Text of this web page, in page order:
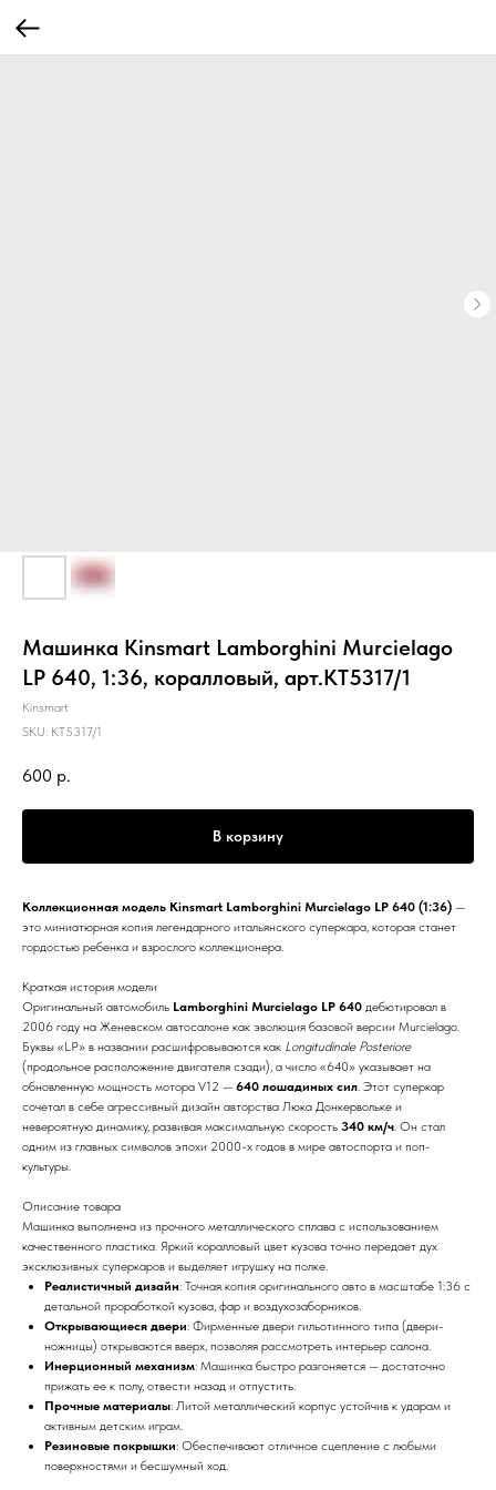
Машинка Kinsmart Lamborghini Murcielago
LP 640, 1:36, коралловый, арт.КТ5317/1
Kinsmart
SKU: КТ5317/1
600 р.
В корзину
Коллекционная модель Kinsmart Lamborghini Murcielago LP 640 (1:36) —
это миниатюрная копия легендарного итальянского суперкара, которая станет
гордостью ребенка и взрослого коллекционера.
Краткая история модели
Оригинальный автомобиль Lamborghini Murcielago LP 640 дебютировал в
2006 году на Женевском автосалоне как эволюция базовой версии Murcielago.
Буквы «LP» в названии расшифровываются как Longitudinale Posteriore
(продольное расположение двигателя сзади), а число «640» указывает на
обновленную мощность мотора V12 — 640 лошадиных сил. Этот суперкар
сочетал в себе агрессивный дизайн авторства Люка Донкервольке и
невероятную динамику, развивая максимальную скорость 340 км/ч. Он стал
одним из главных символов эпохи 2000-х годов в мире автоспорта и поп-
культуры.
Описание товара
Машинка выполнена из прочного металлического сплава с использованием
качественного пластика. Яркий коралловый цвет кузова точно передает дух
эксклюзивных суперкаров и выделяет игрушку на полке.
Реалистичный дизайн: Точная копия оригинального авто в масштабе 1:36 с
детальной проработкой кузова, фар и воздухозаборников.
Открывающиеся двери: Фирменные двери гильотинного типа (двери-
ножницы) открываются вверх, позволяя рассмотреть интерьер салона.
Инерционный механизм: Машинка быстро разгоняется — достаточно
прижать ее к полу, отвести назад и отпустить.
Прочные материалы: Литой металлический корпус устойчив к ударам и
активным детским играм.
Резиновые покрышки: Обеспечивают отличное сцепление с любыми
поверхностями и бесшумный ход.